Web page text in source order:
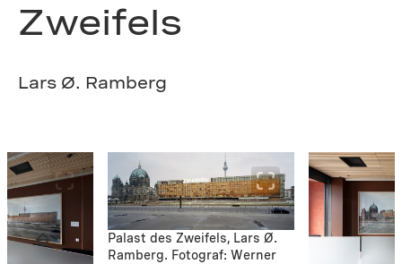
Zweifels
Lars Ø. Ramberg
Palast des Zweifels, Lars Ø.
Ramberg. Fotograf: Werner